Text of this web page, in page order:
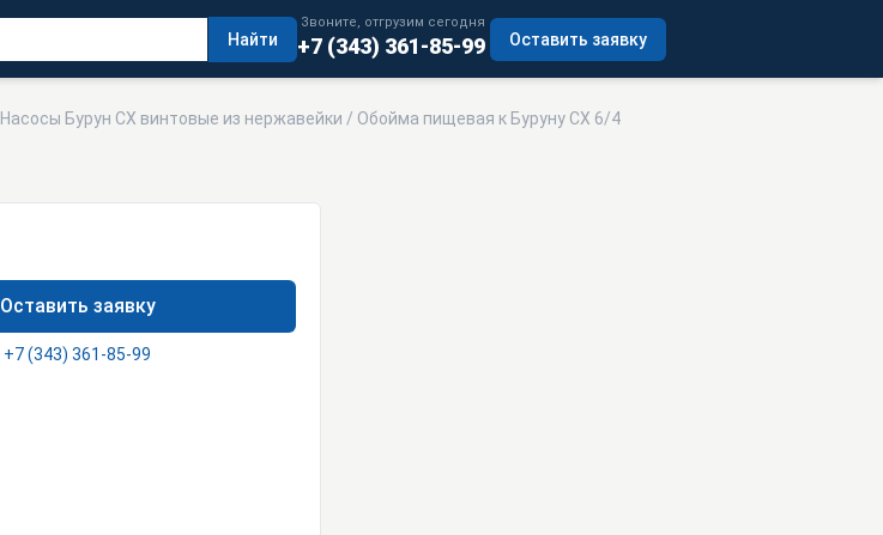
Найти
Звоните, отгрузим сегодня
+7 (343) 361-85-99 Оставить заявку
Насосы Бурун СХ винтовые из нержавейки / Обойма пищевая к Буруну СХ 6/4
Оставить заявку
+7 (343) 361-85-99